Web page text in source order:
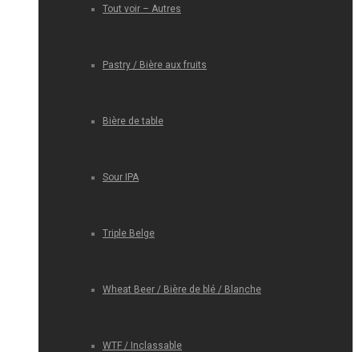
Tout voir – Autres
Pastry / Bière aux fruits
Bière de table
Sour IPA
Triple Belge
Wheat Beer / Bière de blé / Blanche
WTF / Inclassable